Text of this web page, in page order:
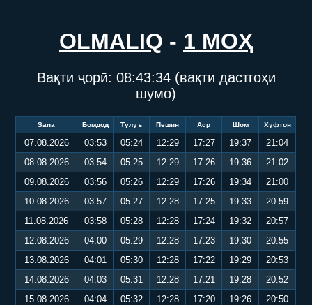
OLMALIQ - 1 МОҲ
Вақти ҷорӣ: 08:43:34(вақти дастгоҳи
шумо)
Sana Бомдод Тулуъ Пешин Аср Шом Хуфтон
07.08.2026 03:53 05:24 12:29 17:27 19:37
21:04
08.08.2026
03:54 05:25 12:29 17:26 19:36
21:02
09.08.2026
03:56 05:26 12:29 17:26 19:34
21:00
10.08.2026
03:57 05:27 12:28 17:25 19:33
20:59
11.08.2026
03:58 05:28 12:28 17:24 19:32
20:57
12.08.2026
04:00 05:29 12:28 17:23 19:30
20:55
13.08.2026
04:01 05:30 12:28 17:22 19:29
20:53
14.08.2026
04:03 05:31 12:28 17:21 19:28
20:52
15.08.2026
04:04 05:32 12:28 17:20 19:26
20:50